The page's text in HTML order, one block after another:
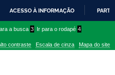
PARA
CONTEÚDO
ACESSO À INFORMAÇÃO
a busca 3 Ir para o rodapé 4
contraste Escala de cinza Mapa do site